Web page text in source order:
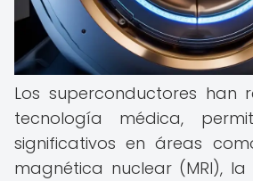
Los superconductores han
tecnología médica,
significativos en áreas
magnética nuclear (MRI),